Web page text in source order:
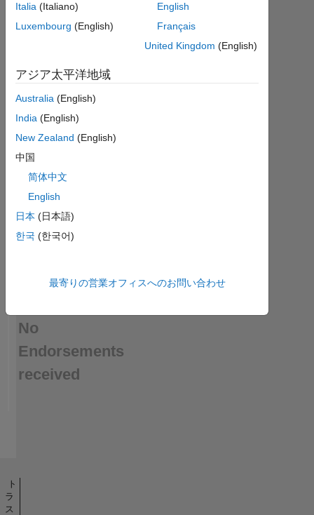
Please
login
this
in
a
skill
No
Endorsements
received
Italia (Italiano)
Luxembourg (English)
English
Français
United Kingdom (English)
アジア太平洋地域
Australia (English)
India (English)
New Zealand (English)
中国
简体中文
English
日本 (日本語)
한국 (한국어)
最寄りの営業オフィスへのお問い合わせ
ト
ラ
ス